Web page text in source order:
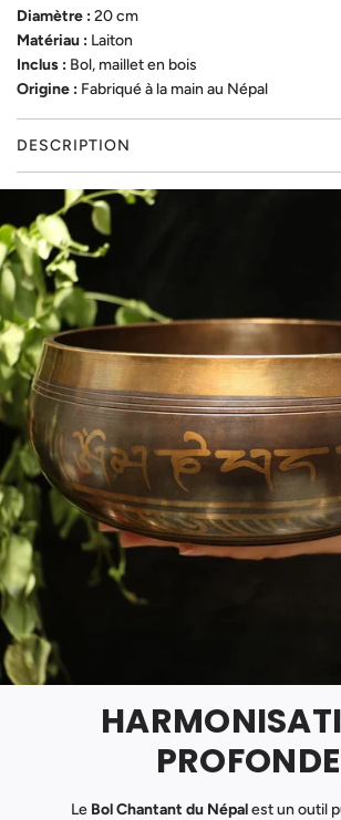
.
Diamètre :20 cm
Matériau : Laiton
Inclus : Bol, maillet en bois
Origine : Fabriqué à la main au Népal
DESCRIPTION
PROFONDE
Le Bol Chantant du Népalest un outil